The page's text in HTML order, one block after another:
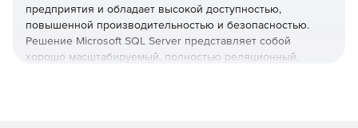
предприятия и обладает высокой доступностью,
повышенной производительностью и безопасностью.
Решение Microsoft SQL Server представляет собой
хорошо масштабируемый, полностью реляционный,